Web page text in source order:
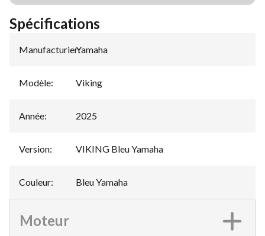
Spécifications
Manufacturier:
Yamaha
Modèle: Viking
Année: 2025
Version: VIKING Bleu Yamaha
Couleur: Bleu Yamaha
Moteur